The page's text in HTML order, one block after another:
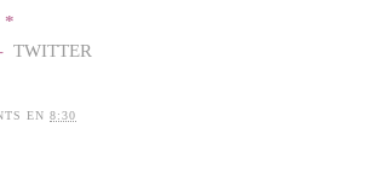
*
TWITTER
EN 8:30